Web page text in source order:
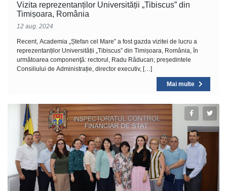
Vizita reprezentanților Universității „Tibiscus” din
Timișoara, România
12 aug. 2024
Recent, Academia „Ștefan cel Mare” a fost gazda vizitei de lucru a
reprezentanților Universității „Tibiscus” din Timișoara, România, în
următoarea componenţă: rectorul, Radu Răducan; președintele
Consiliului de Administrație, director executiv, […]
Mai multe